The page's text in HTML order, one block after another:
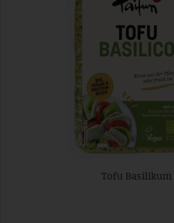
Tofu Basilikum